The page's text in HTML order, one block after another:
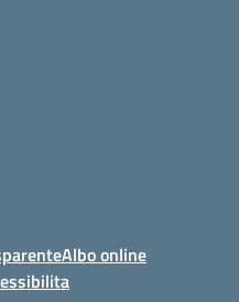
Albo online